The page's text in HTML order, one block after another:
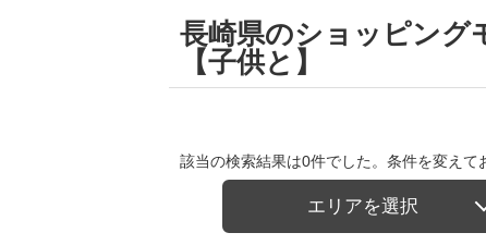
長崎県のショッピング
【子供と】
該当の検索結果は0件でした。条件を変えて
エリアを選択